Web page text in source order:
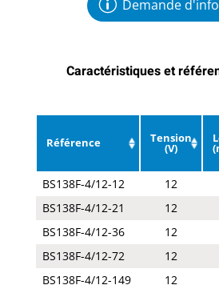
Demande
Caractéristiques et
Référence Tension
(V)
BS138F-4/12-12 12
BS138F-4/12-21
12
BS138F-4/12-36
12
BS138F-4/12-72
12
BS138F-4/12-149
12